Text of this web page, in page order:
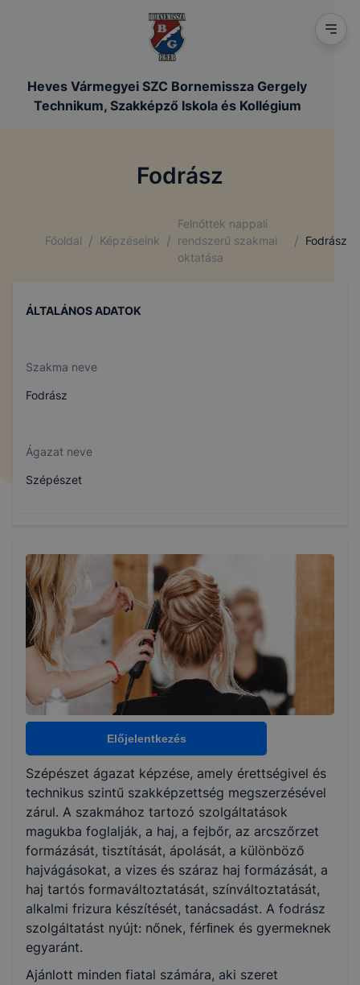
Heves Vármegyei SZC Bornemissza Gergely
Technikum, Szakképző Iskola és Kollégium
Fodrász
Főoldal / Képzéseink /
Felnőttek nappali
rendszerű szakmai
oktatása
/ Fodrász
ÁLTALÁNOS ADATOK
Szakma neve
Fodrász
Ágazat neve
Szépészet
510122101
Képzés időtartama
2 év
Választható szakmairányok:
Nem válaszható
KKK/PTT
KKK letöltése (pdf)
PTT letöltése (pdf)
Okleveles technikusképzés
Nem
Előjelentkezés
Szépészet ágazat képzése, amely érettségivel és
technikus szintű szakképzettség megszerzésével
zárul. A szakmához tartozó szolgáltatások
magukba foglalják, a haj, a fejbőr, az arcszőrzet
formázását, tisztítását, ápolását, a különböző
hajvágásokat, a vizes és száraz haj formázását, a
haj tartós formaváltoztatását, színváltoztatását,
alkalmi frizura készítését, tanácsadást. A fodrász
szolgáltatást nyújt: nőnek, férﬁnek és gyermeknek
egyaránt.
Ajánlott minden fiatal számára, aki szeret